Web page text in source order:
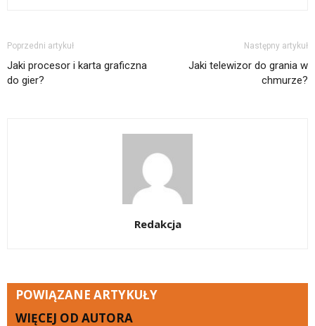
Poprzedni artykuł
Jaki procesor i karta graficzna
do gier?
Następny artykuł
Jaki telewizor do grania w
chmurze?
Redakcja
POWIĄZANE ARTYKUŁY
WIĘCEJ OD AUTORA